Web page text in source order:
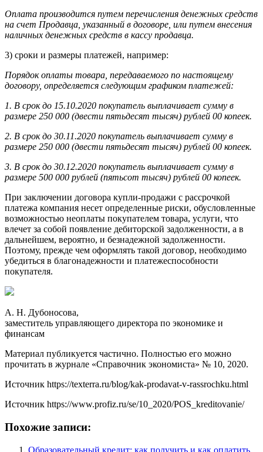
Оплата производится путем перечисления денежных средств
на счет Продавца, указанный в договоре, или путем внесения
наличных денежных средств в кассу продавца.
3) сроки и размеры платежей, например:
Порядок оплаты товара, передаваемого по настоящему
договору, определяется следующим графиком платежей:
1. В срок до 15.10.2020 покупатель выплачивает сумму в
размере 250 000 (двести пятьдесят тысяч) рублей 00 копеек.
2. В срок до 30.11.2020 покупатель выплачивает сумму в
размере 250 000 (двести пятьдесят тысяч) рублей 00 копеек.
3. В срок до 30.12.2020 покупатель выплачивает сумму в
размере 500 000 рублей (пятьсот тысяч) рублей 00 копеек.
При заключении договора купли-продажи с рассрочкой
платежа компания несет определенные риски, обусловленные
возможностью неоплаты покупателем товара, услуги, что
влечет за собой появление дебиторской задолженности, а в
дальнейшем, вероятно, и безнадежной задолженности.
Поэтому, прежде чем оформлять такой договор, необходимо
убедиться в благонадежности и платежеспособности
покупателя.
А. Н. Дубоносова,
заместитель управляющего директора по экономике и
финансам
Материал публикуется частично. Полностью его можно
прочитать в журнале «Справочник экономиста» № 10, 2020.
Источник https://texterra.ru/blog/kak-prodavat-v-rassrochku.html
Источник https://www.profiz.ru/se/10_2020/POS_kreditovanie/
Похожие записи:
Образовательный кредит: как получить и как оплатить